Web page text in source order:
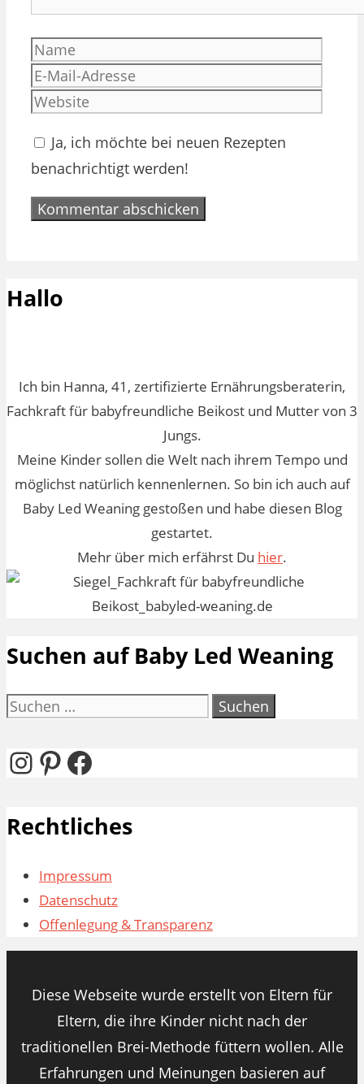
Name
Ja, ich möchte bei neuen Rezepten
benachrichtigt werden!
Hallo
Ich bin Hanna, 41, zertifizierte Ernährungsberaterin,
Fachkraft für babyfreundliche Beikost und Mutter von 3
Jungs.
Meine Kinder sollen die Welt nach ihrem Tempo und
möglichst natürlich kennenlernen. So bin ich auch auf
Baby Led Weaning gestoßen und habe diesen Blog
gestartet.
Mehr über mich erfährst Du hier.
Suchen auf Baby Led Weaning
Suchen
Instagram
Pinterest
Facebook
Rechtliches
Impressum
Datenschutz
Offenlegung & Transparenz
Diese Webseite wurde erstellt von Eltern für
Eltern, die ihre Kinder nicht nach der
traditionellen Brei-Methode füttern wollen. Alle
Erfahrungen und Meinungen basieren auf